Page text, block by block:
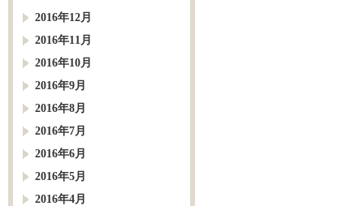
2016年12月
2016年11月
2016年10月
2016年9月
2016年8月
2016年7月
2016年6月
2016年5月
2016年4月